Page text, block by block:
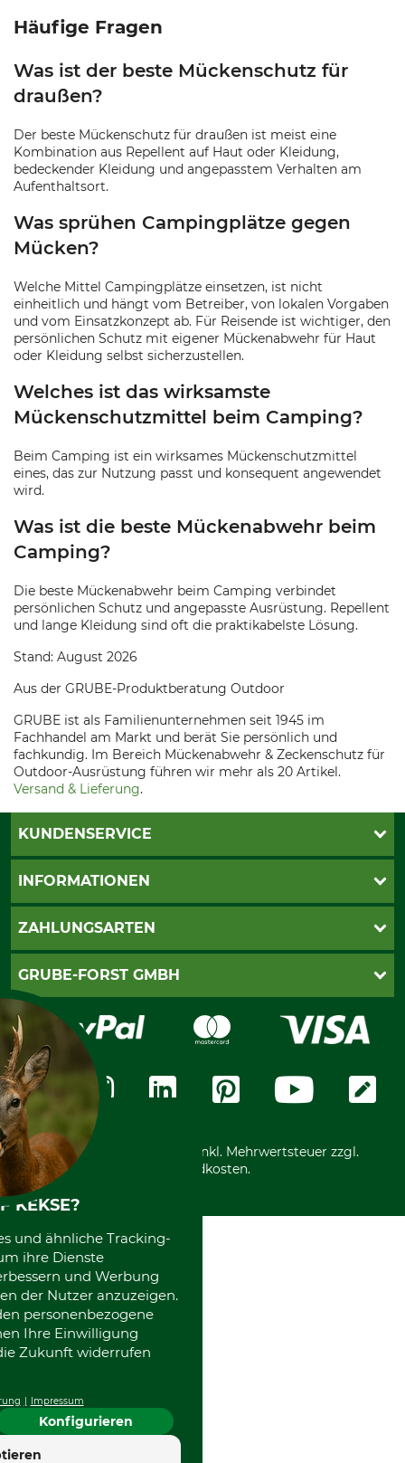
Häufige Fragen
Was ist der beste Mückenschutz für
draußen?
Der beste Mückenschutz für draußen ist meist eine
Kombination aus Repellent auf Haut oder Kleidung,
bedeckender Kleidung und angepasstem Verhalten am
Aufenthaltsort.
Was sprühen Campingplätze gegen
Mücken?
Welche Mittel Campingplätze einsetzen, ist nicht
einheitlich und hängt vom Betreiber, von lokalen Vorgaben
und vom Einsatzkonzept ab. Für Reisende ist wichtiger, den
persönlichen Schutz mit eigener Mückenabwehr für Haut
oder Kleidung selbst sicherzustellen.
Welches ist das wirksamste
Mückenschutzmittel beim Camping?
Beim Camping ist ein wirksames Mückenschutzmittel
eines, das zur Nutzung passt und konsequent angewendet
wird.
Was ist die beste Mückenabwehr beim
Camping?
Die beste Mückenabwehr beim Camping verbindet
persönlichen Schutz und angepasste Ausrüstung. Repellent
und lange Kleidung sind oft die praktikabelste Lösung.
Stand: August 2026
Aus der GRUBE-Produktberatung Outdoor
GRUBE ist als Familienunternehmen seit 1945 im
Fachhandel am Markt und berät Sie persönlich und
fachkundig. Im Bereich Mückenabwehr & Zeckenschutz für
Outdoor-Ausrüstung führen wir mehr als 20 Artikel.
Versand & Lieferung.
KUNDENSERVICE
Katalogbestellung
INFORMATIONEN
AGB
Widerrufsrecht
Widerrufsformular
Datenschutz
Zahlungsarten
ZAHLUNGSARTEN
PayPal
Kreditkarte
Rechnung
Vorkasse
GRUBE-FORST GMBH
Karriere
Über uns
Messetermine
Community
International
*Alle Preise in Euro und inkl. Mehrwertsteuer zzgl.
Versandkosten.
KEKSE?
und ähnliche Tracking-
ihre Dienste
und Werbung
der Nutzer anzuzeigen.
personenbezogene
Ihre Einwilligung
Zukunft widerrufen
Impressum
Konfigurieren